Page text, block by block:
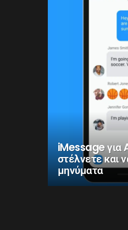
iMessage για
στέλνετε και
μηνύματα